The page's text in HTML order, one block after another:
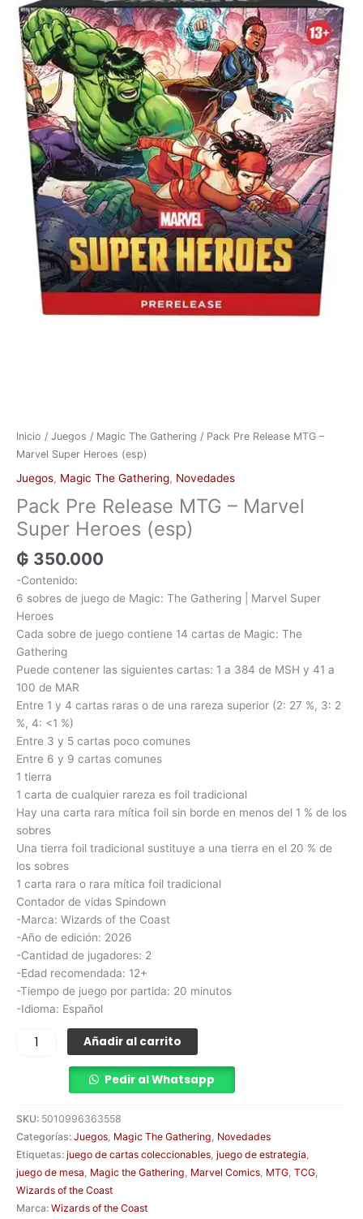
Inicio / Juegos / Magic The Gathering / Pack Pre Release MTG –
Marvel Super Heroes (esp)
Juegos, Magic The Gathering, Novedades
Pack Pre Release MTG – Marvel
Super Heroes (esp)
₲ 350.000
-Contenido:
6 sobres de juego de Magic: The Gathering | Marvel Super
Heroes
Cada sobre de juego contiene 14 cartas de Magic: The
Gathering
Puede contener las siguientes cartas: 1 a 384 de MSH y 41 a
100 de MAR
Entre 1 y 4 cartas raras o de una rareza superior (2: 27 %, 3: 2
%, 4: <1 %)
Entre 3 y 5 cartas poco comunes
Entre 6 y 9 cartas comunes
1 tierra
1 carta de cualquier rareza es foil tradicional
Hay una carta rara mítica foil sin borde en menos del 1 % de los
sobres
Una tierra foil tradicional sustituye a una tierra en el 20 % de
los sobres
1 carta rara o rara mítica foil tradicional
Contador de vidas Spindown
-Marca: Wizards of the Coast
-Año de edición: 2026
-Cantidad de jugadores: 2
-Edad recomendada: 12+
-Tiempo de juego por partida: 20 minutos
-Idioma: Español
Marvel
Super
Heroes
(esp)
cantidad
Añadir al carrito
Pedir al Whatsapp
SKU: 5010996363558
Categorías: Juegos Magic The Gathering Novedades
Etiquetas: juego de cartas coleccionables juego de estrategia
juego de mesa Magic the Gathering Marvel Comics MTG TCG
Wizards of the Coast
Marca: Wizards of the Coast